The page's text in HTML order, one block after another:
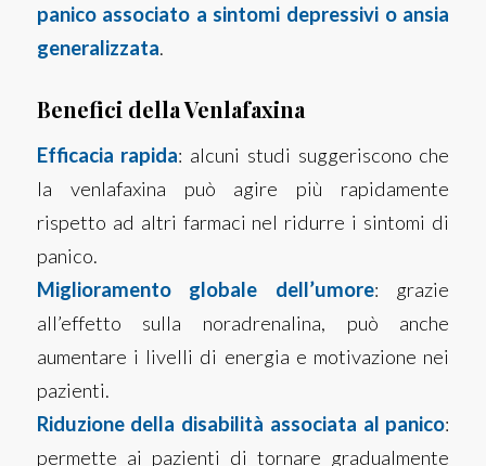
panico associato a sintomi depressivi o ansia
generalizzata.
Benefici della Venlafaxina
Efficacia rapida: alcuni studi suggeriscono che
la venlafaxina può agire più rapidamente
rispetto ad altri farmaci nel ridurre i sintomi di
panico.
Miglioramento globale dell’umore: grazie
all’effetto sulla noradrenalina, può anche
aumentare i livelli di energia e motivazione nei
pazienti.
Riduzione della disabilità associata al panico:
permette ai pazienti di tornare gradualmente